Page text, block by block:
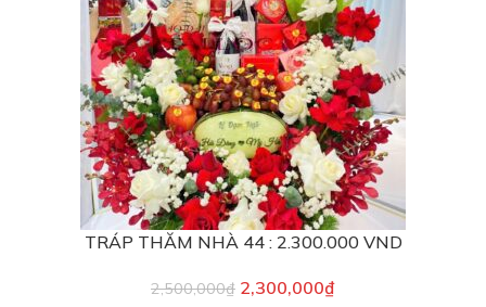
TRÁP THĂM NHÀ 44 : 2.300.000 VND
2,500,000₫ 2,300,000₫